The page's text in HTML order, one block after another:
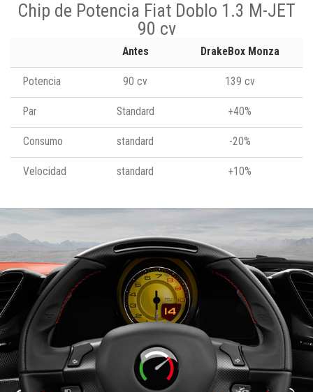
Chip de Potencia Fiat Doblo 1.3 M-JET
90 cv
Antes DrakeBox Monza
Potencia 90 cv 139 cv
Par Standard +40%
Consumo standard -20%
Velocidad standard +10%